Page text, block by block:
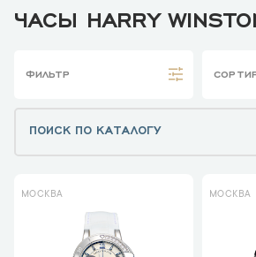
ЧАСЫ HARRY
ФИЛЬТР
МОСКВА МОСКВА